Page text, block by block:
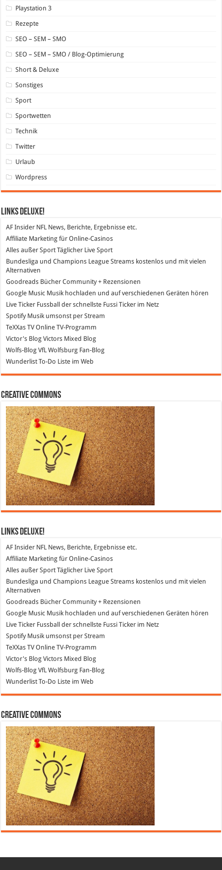
Playstation 3
Rezepte
SEO – SEM – SMO
SEO – SEM – SMO / Blog-Optimierung
Short & Deluxe
Sonstiges
Sport
Sportwetten
Technik
Twitter
Urlaub
Wordpress
Links DeLuXe!
AF Insider NFL News, Berichte, Ergebnisse etc.
Affiliate Marketing für Online-Casinos
Alles außer SportTäglicher Live Sport
Bundesliga und Champions League Streams kostenlos und mit vielen
Alternativen
Goodreads Bücher Community + Rezensionen
Google Music Musik hochladen und auf verschiedenen Geräten hören
Live Ticker Fussball
der schnellste Fussi Ticker im Netz
SpotifyMusik umsonst per Stream
TeXXas TVOnline TV-Programm
Victor's Blog Victors Mixed Blog
Wolfs-Blog VfL Wolfsburg Fan-Blog
WunderlistTo-Do Liste im Web
Creative Commons
Links DeLuXe!
AF Insider NFL News, Berichte, Ergebnisse etc.
Affiliate Marketing für Online-Casinos
Alles außer SportTäglicher Live Sport
Bundesliga und Champions League Streams kostenlos und mit vielen
Alternativen
Goodreads Bücher Community + Rezensionen
Google Music Musik hochladen und auf verschiedenen Geräten hören
Live Ticker Fussball
der schnellste Fussi Ticker im Netz
SpotifyMusik umsonst per Stream
TeXXas TVOnline TV-Programm
Victor's Blog Victors Mixed Blog
Wolfs-Blog VfL Wolfsburg Fan-Blog
WunderlistTo-Do Liste im Web
Creative Commons